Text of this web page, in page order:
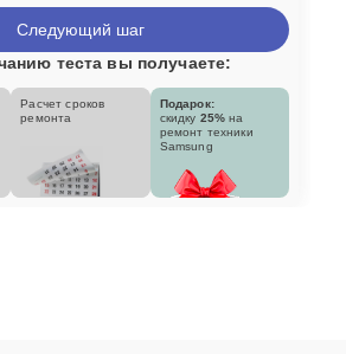
Следующий шаг
теста вы получаете:
Расчет сроков
ремонта
Подарок:
скидку 25% на
ремонт техники
Samsung